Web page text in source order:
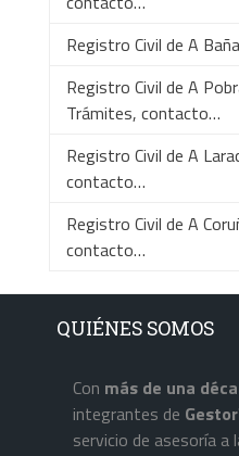
Registro Civil de A
Registro Civil de A
Trámites, contacto…
Registro Civil de A
contacto…
Registro Civil de A
contacto…
QUIÉNES SOMOS
Con más de una
integrantes de
servicio de asesoría a